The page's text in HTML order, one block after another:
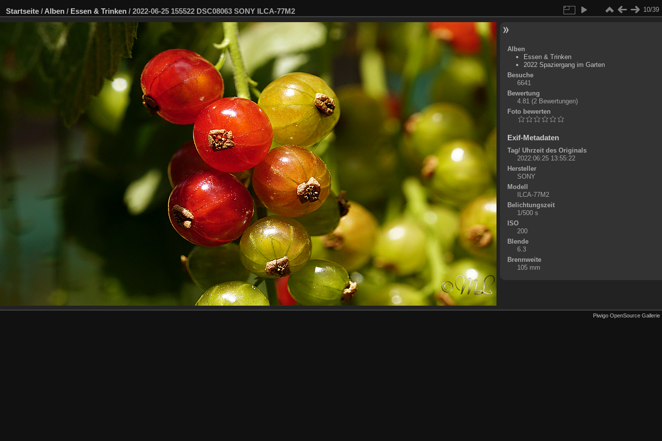
Startseite / Alben / Essen & Trinken / 2022-06-25 155522 DSC08063 SONY ILCA-77M2 10/39
Alben
Essen & Trinken
2022 Spaziergang im Garten
Besuche
6641
Bewertung
4.81 (2 Bewertungen)
Foto bewerten
Exif-Metadaten
Tag/ Uhrzeit des Originals
2022:06:25 13:55:22
Hersteller
SONY
Modell
ILCA-77M2
Belichtungszeit
1/500 s
ISO
200
Blende
6.3
Brennweite
105 mm
Piwigo OpenSource Gallerie